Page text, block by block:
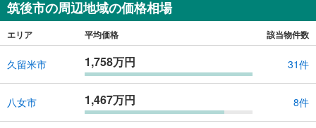
筑後市の周辺地域の価格相場
エリア 平均価格 該当物件数
久留米市 1,758万円 31件
八女市 1,467万円 8件